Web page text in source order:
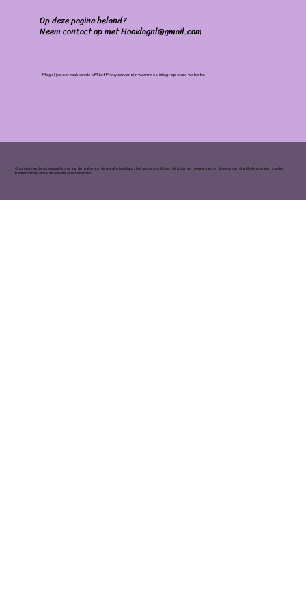
Op deze pagina beland?
Neem contact op met Hooidagnl@gmail.com
Mogelijke oorzaak kan de VPN of Proxy server zijn waarmee u inlogt op onze website.
Op grond van de auteurswet komt aan de maker van de website hooidag.nl het auteursrecht toe. Het is dus niet toegestaan om afbeeldingen of artikelen/teksten zonder
toestemming van deze website over te nemen.